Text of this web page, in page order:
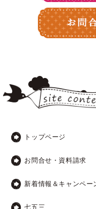
トップページ
お問合せ・資料請求
新着情報＆キャンペー
七五三